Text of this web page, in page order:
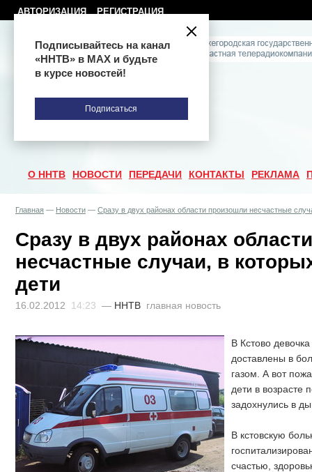
АВТОРИЗАЦИЯ РЕГИСТРАЦИЯ
О ННТВ НОВОСТИ ПЕРЕДАЧИ КОНТАКТЫ РЕКЛАМА
Главная — Новости — Сразу в двух районах области произошли несчастные
Сразу в двух районах
несчастные случаи, в
дети
16.02.2012 14:23 — ННТВ главная новость
В Кстово
доставлены в
газом. А вот
дети в возрасте
задохнулись в
В кстовскую
счастью,
Подписывайтесь на канал
«ННТВ» в МАХ и будьте
в курсе новостей!
Подписаться